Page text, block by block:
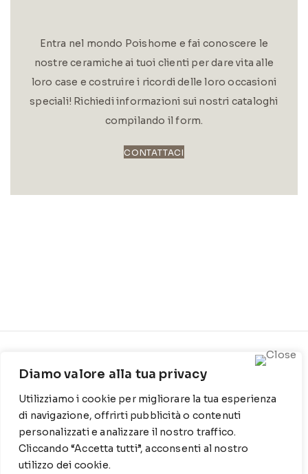
Diamo valore alla tua privacy
Utilizziamo i cookie per migliorare la tua esperienza
di navigazione, offrirti pubblicità o contenuti
personalizzati e analizzare il nostro traffico.
Cliccando “Accetta tutti”, acconsenti al nostro
utilizzo dei cookie.
Entra nel mondo Poishome e fai conoscere le
nostre ceramiche ai tuoi clienti per dare vita alle
loro case e costruire i ricordi delle loro occasioni
speciali! Richiedi informazioni sui nostri cataloghi
compilando il form.
CONTATTACI
1316 - 70044 Polignano a
mare
T
WZ: 329 6510725
Cookie Policy
Privacy Policy